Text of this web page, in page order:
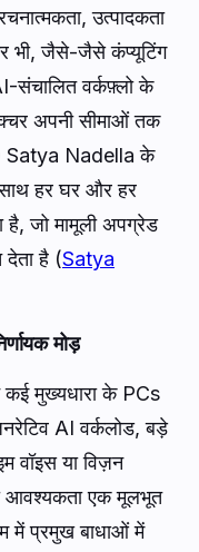
उत्पादकता
भी, जैसे-जैसे कंप्यूटिंग
संचालित वर्कफ़्लो के
अपनी सीमाओं तक
Nadella के
हर घर और हर
है, जो मामूली अपग्रेड
देता है (Satya
मोड़
कई मुख्यधारा के PCs
AI वर्कलोड, बड़े
वॉइस या विज़न
आवश्यकता एक मूलभूत
में प्रमुख बाधाओं में